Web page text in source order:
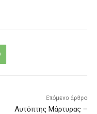
Επόμενο άρθρο
Αυτόπτης Μάρτυρας –